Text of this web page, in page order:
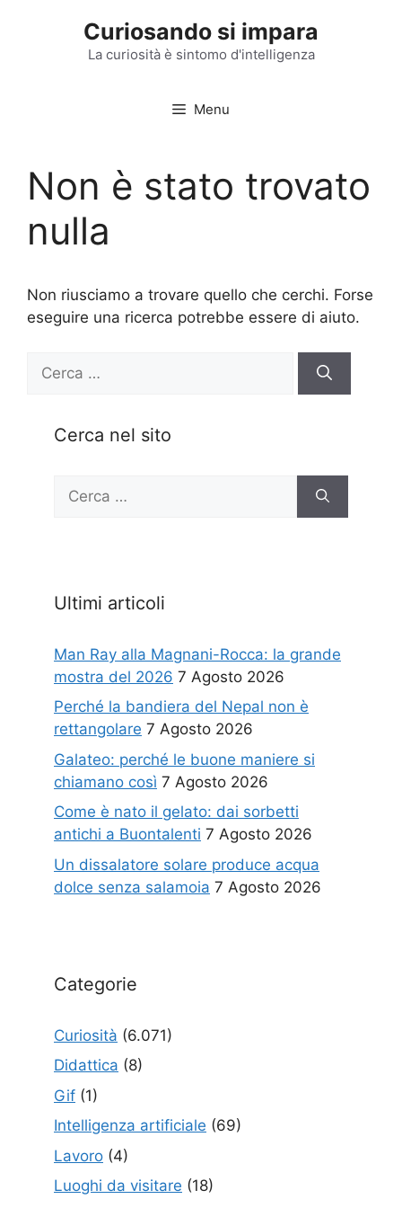
Curiosando si impara
La curiosità è sintomo d'intelligenza
Menu
Non è stato trovato
nulla
Non riusciamo a trovare quello che cerchi. Forse
eseguire una ricerca potrebbe essere di aiuto.
per:
Cerca nel sito
per:
Ultimi articoli
Man Ray alla Magnani-Rocca: la grande
mostra del 2026 7 Agosto 2026
Perché la bandiera del Nepal non è
rettangolare 7 Agosto 2026
Galateo: perché le buone maniere si
chiamano così 7 Agosto 2026
Come è nato il gelato: dai sorbetti
antichi a Buontalenti 7 Agosto 2026
Un dissalatore solare produce acqua
dolce senza salamoia 7 Agosto 2026
Categorie
Curiosità (6.071)
Didattica (8)
Gif (1)
Intelligenza artificiale (69)
Lavoro (4)
Luoghi da visitare (18)